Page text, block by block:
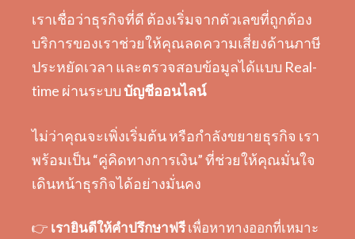
เราเชื่อว่าธุรกิจที่ดี ต้องเริ่มจากตัวเลขที่ถูกต้อง
บริการของเราช่วยให้คุณลดความเสี่ยงด้านภาษี
ประหยัดเวลา และตรวจสอบข้อมูลได้แบบ Real-
time ผ่านระบบบัญชีออนไลน์
ไม่ว่าคุณจะเพิ่งเริ่มต้น หรือกำลังขยายธุรกิจ เรา
พร้อมเป็น “คู่คิดทางการเงิน” ที่ช่วยให้คุณมั่นใจ
เดินหน้าธุรกิจได้อย่างมั่นคง
👉 เรายินดีให้คำปรึกษาฟรีเพื่อหาทางออกที่เหมาะ